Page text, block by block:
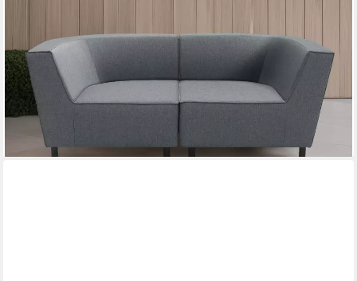
728,04 €
1.499,99 €
-51%
lieferbar in 6 Wochen